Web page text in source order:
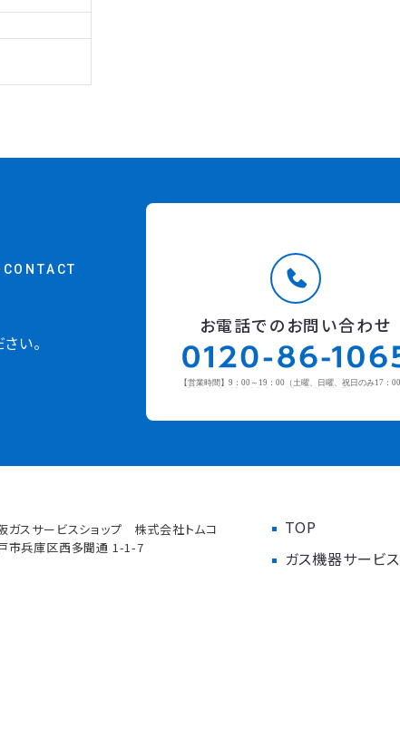
CONTACT
い。
お電話でのお問い合わせ
ガスサービスショップ 株式会社トムコ
市兵庫区西多聞通 1-1-7
TOP
ガス機器サービス